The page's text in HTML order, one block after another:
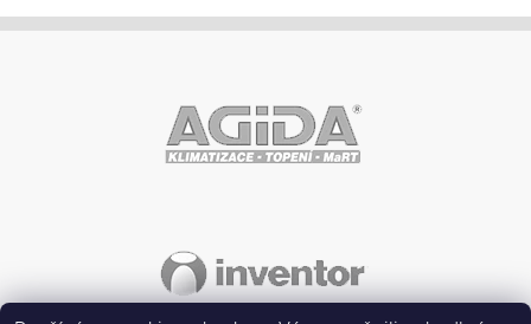
Vložením hodnocení souhlasíte spodmínkami ochrany